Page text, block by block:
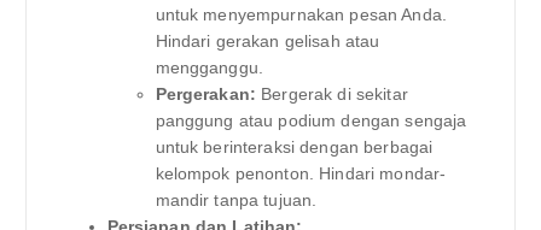
untuk menyempurnakan pesan Anda.
Hindari gerakan gelisah atau
mengganggu.
Pergerakan: Bergerak di sekitar
panggung atau podium dengan sengaja
untuk berinteraksi dengan berbagai
kelompok penonton. Hindari mondar-
mandir tanpa tujuan.